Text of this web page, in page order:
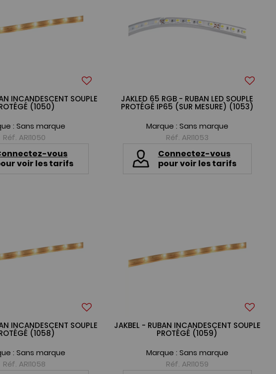
INCANDESCENT SOUPLE
(1050)
:Sans marque
Réf. ARI1050
vous
voir les tarifs
JAKLED 65 RGB - RUBAN LED SOUPLE
PROTÉGÉ IP65 (SUR MESURE) (1053)
Marque : Sans marque
Réf. ARI1053
Connectez-vous
pour voir les tarifs
INCANDESCENT SOUPLE
(1058)
:Sans marque
Réf. ARI1058
JAKBEL - RUBAN INCANDESCENT SOUPLE
PROTÉGÉ (1059)
Marque : Sans marque
Réf. ARI1059